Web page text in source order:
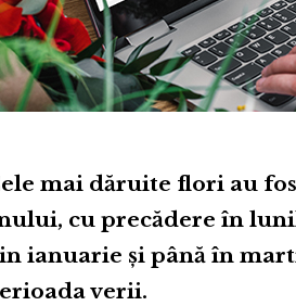
mai dăruite flori au
cu precădere în
ianuarie și până în
verii.